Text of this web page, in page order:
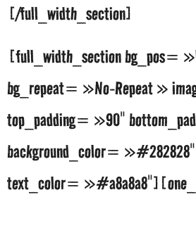
[/full_width_section]
[full_width_section bg_pos=
bg_repeat= »No-Repeat »
top_padding= »90″
background_color= »#282828″
text_color=